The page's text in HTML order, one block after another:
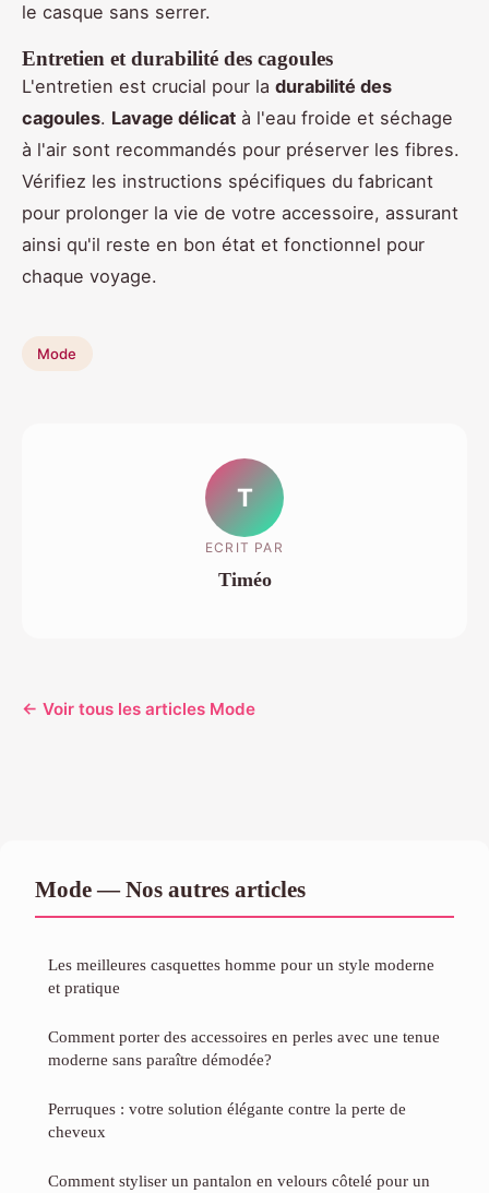
le casque sans serrer.
Entretien et durabilité des cagoules
L'entretien est crucial pour la durabilité des
cagoules. Lavage délicat à l'eau froide et séchage
à l'air sont recommandés pour préserver les fibres.
Vérifiez les instructions spécifiques du fabricant
pour prolonger la vie de votre accessoire, assurant
ainsi qu'il reste en bon état et fonctionnel pour
chaque voyage.
Mode
T
ECRIT PAR
Timéo
← Voir tous les articles Mode
Mode — Nos autres articles
Les meilleures casquettes homme pour un style moderne
et pratique
Comment porter des accessoires en perles avec une tenue
moderne sans paraître démodée?
Perruques : votre solution élégante contre la perte de
cheveux
Comment styliser un pantalon en velours côtelé pour un